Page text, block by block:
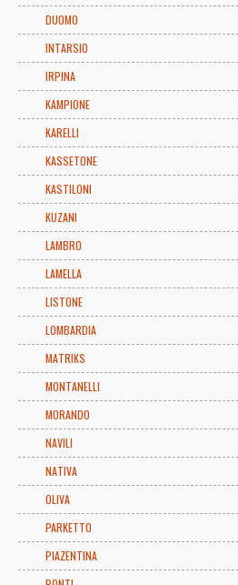
DUOMO
INTARSIO
IRPINA
KAMPIONE
KARELLI
KASSETONE
KASTILONI
KUZANI
LAMBRO
LAMELLA
LISTONE
LOMBARDIA
MATRIKS
MONTANELLI
MORANDO
NAVILI
NATIVA
OLIVA
PARKETTO
PIAZENTINA